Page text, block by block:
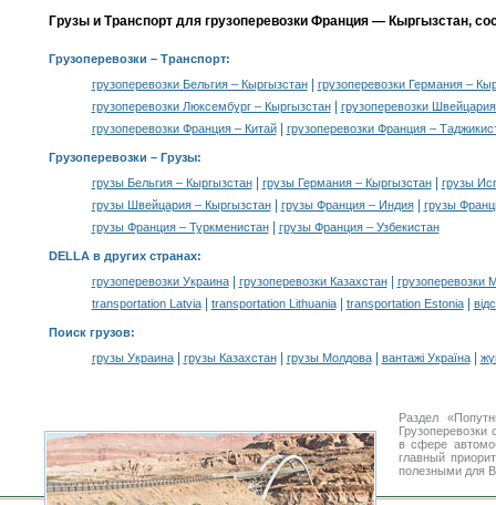
Грузы и Транспорт для грузоперевозки Франция — Кыргызстан,
Грузоперевозки – Транспорт:
грузоперевозки Бельгия – Кыргызстан|
грузоперевозки Германия –
грузоперевозки Люксембург – Кыргызстан|
грузоперевозки
грузоперевозки Франция – Китай| грузоперевозки Франция –
Грузоперевозки – Грузы:
грузы Бельгия – Кыргызстан| грузы Германия – Кыргызстан|
грузы
грузы Швейцария – Кыргызстан| грузы Франция – Индия|
грузы
грузы Франция – Туркменистан| грузы Франция – Узбекистан
DELLA в других странах:
грузоперевозки Украина| грузоперевозки Казахстан|
грузоперевозки
transportation Latvia| transportation Lithuania| transportation Estonia|
Поиск грузов:
грузы Украина| грузы Казахстан| грузы Молдова| вантажі Україна|
Раздел
в сфере
главный
полезными для